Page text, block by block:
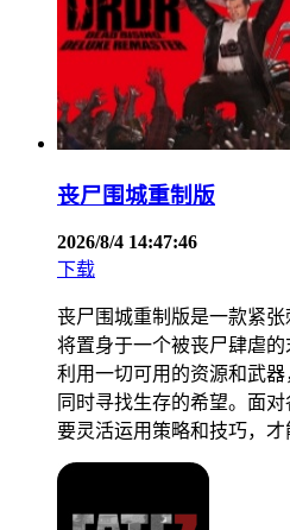
丧尸围城重制版
2026/8/4 14:47:46
下载
丧尸围城重制版是一款紧
将置身于一个被丧尸肆虐
利用一切可用的资源和武器
同时寻找生存的希望。面
要灵活运用策略和技巧，才